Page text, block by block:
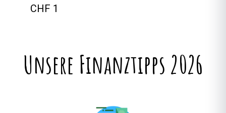
CHF 1
Unsere Finanztipps 2026